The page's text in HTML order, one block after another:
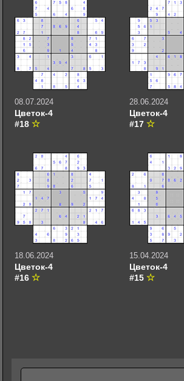
08.07.2024
Цветок-4
#18
28.06.2024
Цветок-4
#17
18.06.2024
Цветок-4
#16
15.04.2024
Цветок-4
#15